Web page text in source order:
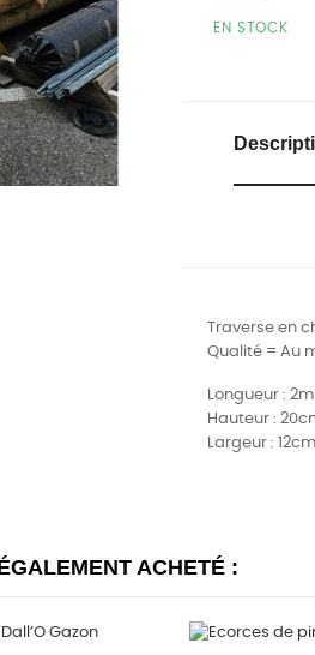
EN STOCK
Traverse en
Qualité = Au
Longueur : 2m
Hauteur :
Largeur : 12cm
ACHETÉ :